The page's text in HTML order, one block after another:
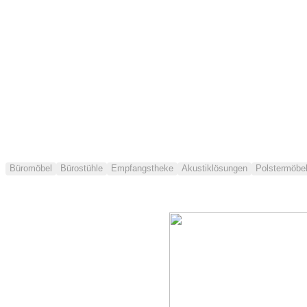
Büromöbel Bürostühle Empfangstheke Akustiklösungen Polstermöbel